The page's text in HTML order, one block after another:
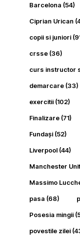
Barcelona (54)
Ciprian Urican
copii si juniori
crsse (36)
curs instructor
demarcare (33)
exercitii (102)
Finalizare (71)
Fundași (52)
Liverpool (44)
Manchester
Massimo
pasa (68)
Posesia mingii
povestile zilei